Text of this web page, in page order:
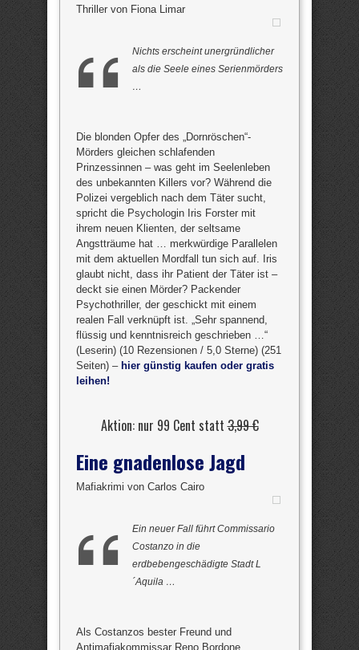
Thriller von Fiona Limar
Nichts erscheint unergründlicher
als die Seele eines Serienmörders
…
Die blonden Opfer des „Dornröschen“-
Mörders gleichen schlafenden
Prinzessinnen – was geht im Seelenleben
des unbekannten Killers vor? Während die
Polizei vergeblich nach dem Täter sucht,
spricht die Psychologin Iris Forster mit
ihrem neuen Klienten, der seltsame
Angstträume hat … merkwürdige Parallelen
mit dem aktuellen Mordfall tun sich auf. Iris
glaubt nicht, dass ihr Patient der Täter ist –
deckt sie einen Mörder? Packender
Psychothriller, der geschickt mit einem
realen Fall verknüpft ist. „Sehr spannend,
flüssig und kenntnisreich geschrieben …“
(Leserin) (10 Rezensionen / 5,0 Sterne) (251
Seiten) – hier günstig kaufen oder gratis
leihen!
Aktion: nur 99 Cent statt3,99 €
Eine gnadenlose Jagd
Mafiakrimi von Carlos Cairo
Ein neuer Fall führt Commissario
Costanzo in die
erdbebengeschädigte Stadt L
´Aquila …
Als Costanzos bester Freund und
Antimafiakommissar Reno Bordone